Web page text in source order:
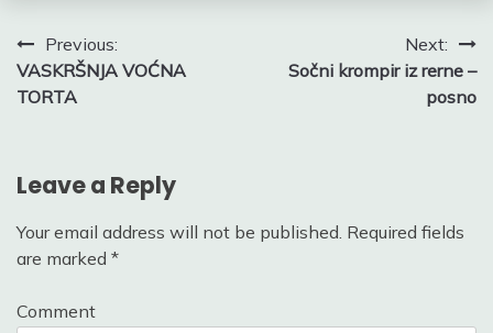
Post
navigation
Previous:
VASKRŠNJA VOĆNA
TORTA
Next:
Sočni krompir iz rerne –
posno
Leave a Reply
Your email address will not be published. Required fields
are marked *
Comment